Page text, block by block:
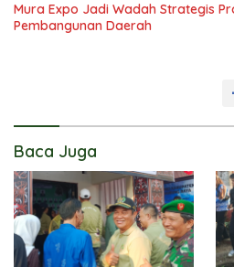
Mura Expo Jadi Wadah Strategis
Pembangunan Daerah
Baca Juga